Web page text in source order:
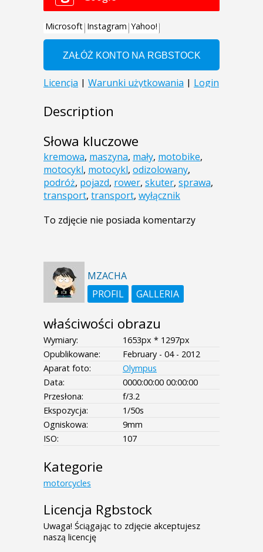
Description
Słowa kluczowe
kremowa, maszyna, mały, motobike,
motocykl, motocykl, odizolowany,
podróż, pojazd, rower, skuter, sprawa,
transport, transport, wyłącznik
To zdjęcie nie posiada komentarzy
MZACHA
PROFIL
GALLERIA
właściwości obrazu
Wymiary:
1653px * 1297px
Opublikowane:
February - 04 - 2012
Aparat foto:
Olympus
Data:
0000:00:00 00:00:00
Przesłona:
f/3.2
Ekspozycja:
1/50s
Ogniskowa:
9mm
ISO:
107
Kategorie
motorcycles
Licencja Rgbstock
Uwaga! Ściągając to zdjęcie akceptujesz
naszą licencję